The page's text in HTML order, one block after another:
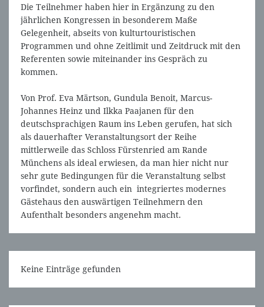
Die Teilnehmer haben hier in Ergänzung zu den
jährlichen Kongressen in besonderem Maße
Gelegenheit, abseits von kulturtouristischen
Programmen und ohne Zeitlimit und Zeitdruck mit den
Referenten sowie miteinander ins Gespräch zu
kommen.
Von Prof. Eva Märtson, Gundula Benoit, Marcus-
Johannes Heinz und Ilkka Paajanen für den
deutschsprachigen Raum ins Leben gerufen, hat sich
als dauerhafter Veranstaltungsort der Reihe
mittlerweile das Schloss Fürstenried am Rande
Münchens als ideal erwiesen, da man hier nicht nur
sehr gute Bedingungen für die Veranstaltung selbst
vorfindet, sondern auch ein integriertes modernes
Gästehaus den auswärtigen Teilnehmern den
Aufenthalt besonders angenehm macht.
Keine Einträge gefunden